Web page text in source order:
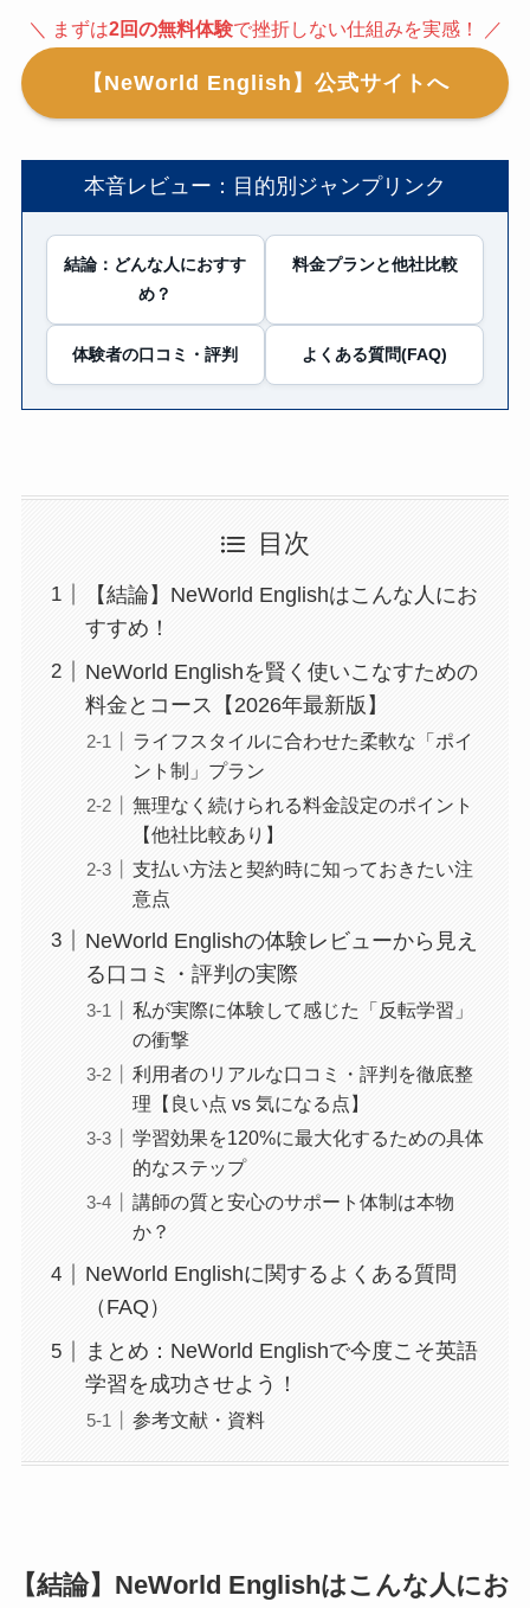
＼ まずは2回の無料体験で挫折しない仕組みを実感！ ／
【NeWorld English】公式サイトへ
本音レビュー：目的別ジャンプリンク
結論：どんな人におすす
め？
料金プランと他社比較
体験者の口コミ・評判 よくある質問(FAQ)
目次
【結論】NeWorld Englishはこんな人にお
すすめ！
NeWorld Englishを賢く使いこなすための
料金とコース【2026年最新版】
ライフスタイルに合わせた柔軟な「ポイ
ント制」プラン
無理なく続けられる料金設定のポイント
【他社比較あり】
支払い方法と契約時に知っておきたい注
意点
NeWorld Englishの体験レビューから見え
る口コミ・評判の実際
私が実際に体験して感じた「反転学習」
の衝撃
利用者のリアルな口コミ・評判を徹底整
理【良い点 vs 気になる点】
学習効果を120%に最大化するための具体
的なステップ
講師の質と安心のサポート体制は本物
か？
NeWorld Englishに関するよくある質問
（FAQ）
まとめ：NeWorld Englishで今度こそ英語
学習を成功させよう！
参考文献・資料
【結論】NeWorld Englishはこんな人にお